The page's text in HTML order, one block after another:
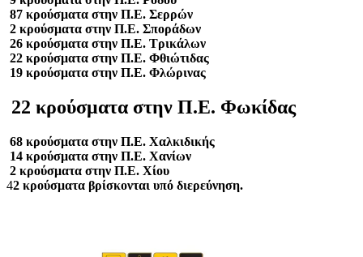
87 κρούσματα στην Π.Ε. Σερρών
2 κρούσματα στην Π.Ε. Σποράδων
26 κρούσματα στην Π.Ε. Τρικάλων
22 κρούσματα στην Π.Ε. Φθιώτιδας
19 κρούσματα στην Π.Ε. Φλώρινας
22 κρούσματα στην Π.Ε. Φωκίδας
68 κρούσματα στην Π.Ε. Χαλκιδικής
14 κρούσματα στην Π.Ε. Χανίων
2 κρούσματα στην Π.Ε. Χίου
42 κρούσματα βρίσκονται υπό διερεύνηση.